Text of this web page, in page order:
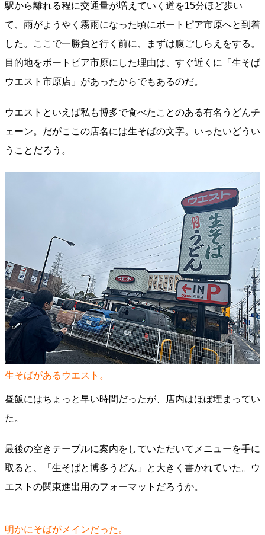
駅から離れる程に交通量が増えていく道を15分ほど歩い
て、雨がようやく霧雨になった頃にボートピア市原へと到着
した。ここで一勝負と行く前に、まずは腹ごしらえをする。
目的地をボートピア市原にした理由は、すぐ近くに「生そば
ウエスト市原店」があったからでもあるのだ。
ウエストといえば私も博多で食べたことのある有名うどんチ
ェーン。だがここの店名には生そばの文字。いったいどうい
うことだろう。
生そばがあるウエスト。
昼飯にはちょっと早い時間だったが、店内はほぼ埋まってい
た。
最後の空きテーブルに案内をしていただいてメニューを手に
取ると、「生そばと博多うどん」と大きく書かれていた。ウ
エストの関東進出用のフォーマットだろうか。
明かにそばがメインだった。